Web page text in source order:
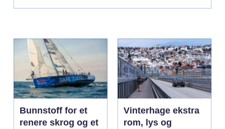
Bunnstoff for et
renere skrog og et
Vinterhage ekstra
rom, lys og